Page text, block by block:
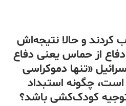
و حالا نتیجه‌اش
از حماس یعنی دفاع
«تنها دموکراسی
است، چگونه استبداد
کودک‌کشی باشد؟